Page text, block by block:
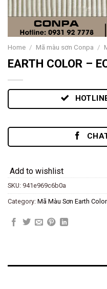
Home / Mã màu sơn Conpa /
EARTH COLOR –
Add to wishlist
SKU: 941e969c6b0a
Category: Mã Màu Sơn Earth Color